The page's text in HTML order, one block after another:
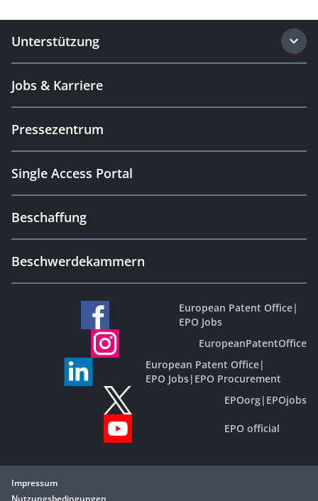
Unterstützung
Jobs & Karriere
Pressezentrum
Single Access Portal
Beschaffung
Beschwerdekammern
European Patent Office|
EPO Jobs
EuropeanPatentOffice
European Patent Office|
EPO Jobs| EPO Procurement
EPOorg| EPOjobs
EPO official
Impressum
Nutzungsbedingungen